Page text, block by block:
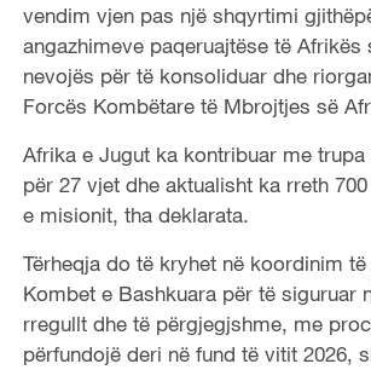
vendim vjen pas një shqyrtimi
angazhimeve paqeruajtëse të Afrikës
nevojës për të konsoliduar dhe
Forcës Kombëtare të Mbrojtjes së
Afrika e Jugut ka kontribuar me trupa
për 27 vjet dhe aktualisht ka rreth
e misionit, tha deklarata.
Tërheqja do të kryhet në koordinim
Kombet e Bashkuara për të siguruar
rregullt dhe të përgjegjshme, me
përfundojë deri në fund të vitit 2026,